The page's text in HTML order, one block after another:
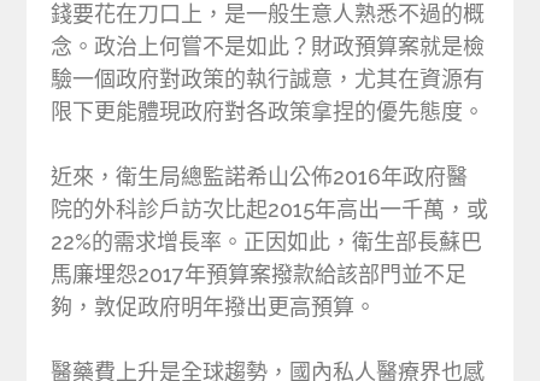
錢要花在刀口上，是一般生意人熟悉不過的概
念。政治上何嘗不是如此？財政預算案就是檢
驗一個政府對政策的執行誠意，尤其在資源有
限下更能體現政府對各政策拿捏的優先態度。
近來，衛生局總監諾希山公佈2016年政府醫
院的外科診戶訪次比起2015年高出一千萬，或
22%的需求增長率。正因如此，衛生部長蘇巴
馬廉埋怨2017年預算案撥款給該部門並不足
夠，敦促政府明年撥出更高預算。
醫藥費上升是全球趨勢，國內私人醫療界也感